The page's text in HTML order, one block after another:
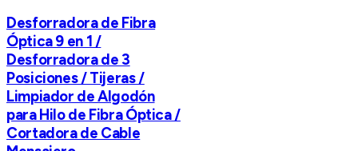
Desforradora de Fibra
Óptica 9 en 1 /
Desforradora de 3
Posiciones / Tijeras /
Limpiador de Algodón
para Hilo de Fibra Óptica /
Cortadora de Cable